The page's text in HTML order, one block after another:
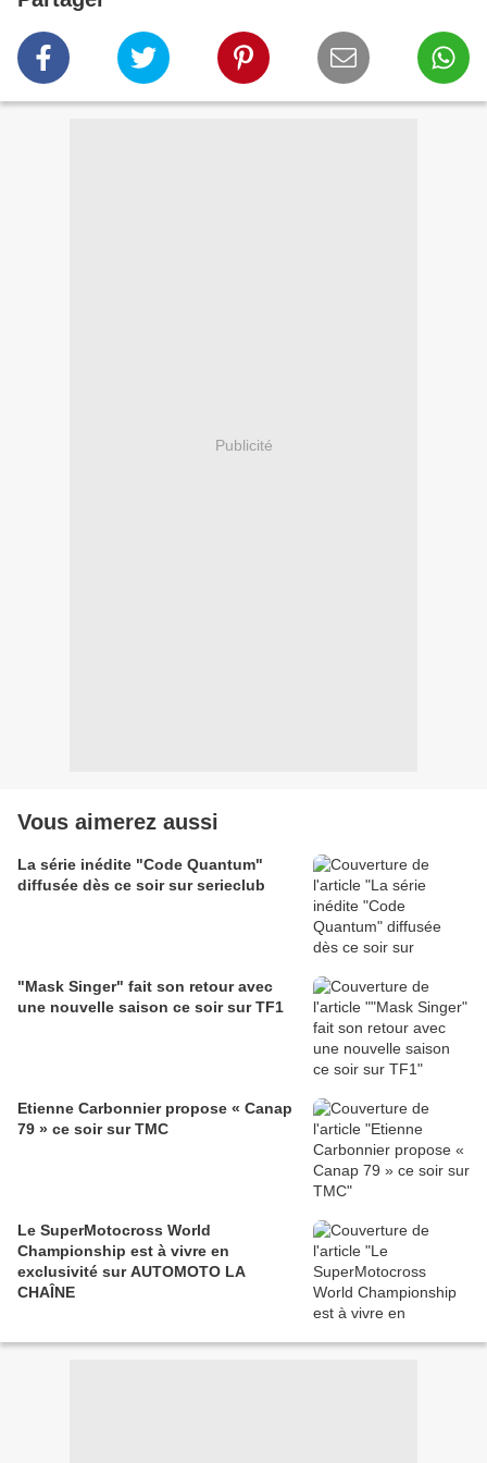
Publicité
Vous aimerez aussi
La série inédite "Code Quantum"
diffusée dès ce soir sur serieclub
"Mask Singer" fait son retour avec
une nouvelle saison ce soir sur TF1
Etienne Carbonnier propose « Canap
79 » ce soir sur TMC
Le SuperMotocross World
Championship est à vivre en
exclusivité sur AUTOMOTO LA
CHAÎNE